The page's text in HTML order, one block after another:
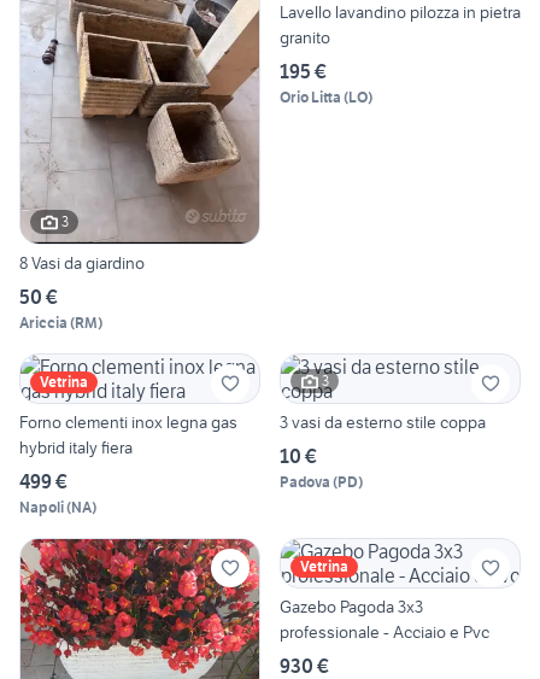
3
8 Vasi da giardino
50 €
Ariccia (RM)
Lavello lavandino pilozza in pietra
granito
195 €
Orio Litta (LO)
Vetrina
Forno clementi inox legna gas
hybrid italy fiera
499 €
Napoli(NA)
3
3 vasi da esterno stile coppa
10 €
Padova (PD)
Vetrina
Gazebo Pagoda 3x3
professionale - Acciaio e Pvc
930 €